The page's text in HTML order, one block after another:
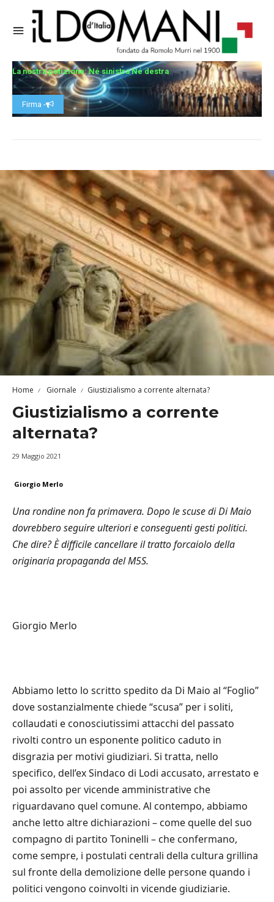
La nostra petizione: Né sinistra Né destra
Firma -
Home Giornale Giustizialismo a corrente alternata?
Giustizialismo a corrente
alternata?
29 Maggio 2021
Giorgio Merlo
Una rondine non fa primavera. Dopo le scuse di Di Maio
dovrebbero seguire ulteriori e conseguenti gesti politici.
Che dire? È difficile cancellare il tratto forcaiolo della
originaria propaganda del M5S.
Giorgio Merlo
Abbiamo letto lo scritto spedito da Di Maio al “Foglio”
dove sostanzialmente chiede “scusa” per i soliti,
collaudati e conosciutissimi attacchi del passato
rivolti contro un esponente politico caduto in
disgrazia per motivi giudiziari. Si tratta, nello
specifico, dell’ex Sindaco di Lodi accusato, arrestato e
poi assolto per vicende amministrative che
riguardavano quel comune. Al contempo, abbiamo
anche letto altre dichiarazioni – come quelle del suo
compagno di partito Toninelli – che confermano,
come sempre, i postulati centrali della cultura grillina
sul fronte della demolizione delle persone quando i
politici vengono coinvolti in vicende giudiziarie.